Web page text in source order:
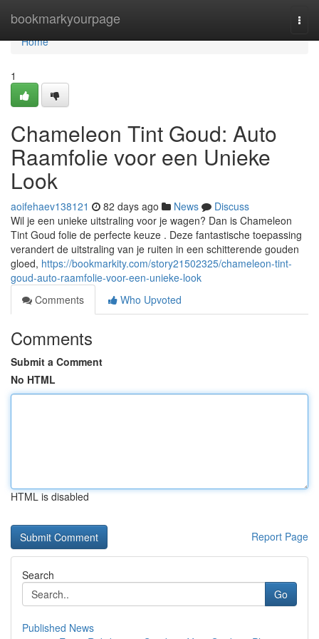
bookmarkyourpage
Home
Home
1
Chameleon Tint Goud: Auto
Raamfolie voor een Unieke
Look
aoifehaev138121 82 days ago News
Discuss
Wil je een unieke uitstraling voor je wagen? Dan is Chameleon
Tint Goud folie de perfecte keuze . Deze fantastische toepassing
verandert de uitstraling van je ruiten in een schitterende gouden
gloed, https://bookmarkity.com/story21502325/chameleon-tint-
goud-auto-raamfolie-voor-een-unieke-look
Comments
Who Upvoted
Comments
Submit a Comment
No HTML
HTML is disabled
Report Page
Search
Go
Published News